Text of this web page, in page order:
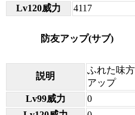
Lv120威力
4117
防友アップ(サブ)
説明
ふれた味
アップ
Lv99威力
0